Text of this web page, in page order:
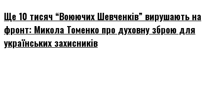
Ще 10 тисяч “Воюючих Шевченків” вирушають на
фронт: Микола Томенко про духовну зброю для
українських захисників